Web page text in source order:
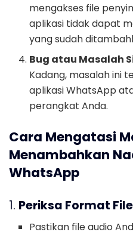
mengakses file
aplikasi tidak dapat
yang sudah
Bug atau Masalah
Kadang, masalah ini
aplikasi WhatsApp
perangkat Anda.
Cara Mengatasi
Menambahkan
WhatsApp
1. Periksa Format
Pastikan file audio